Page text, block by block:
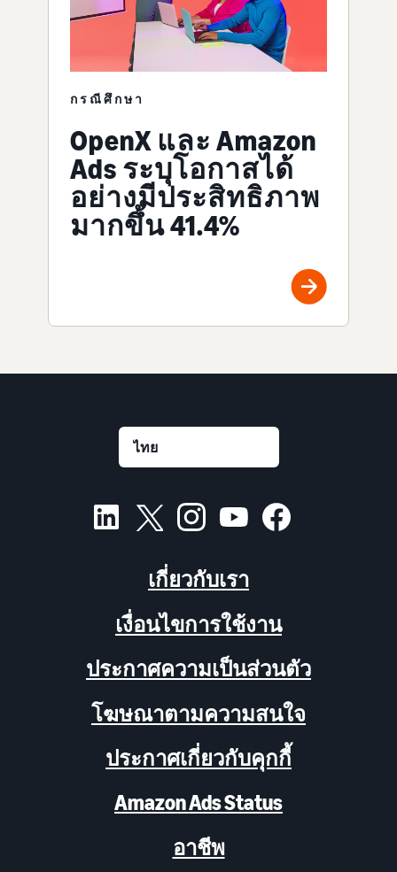
กรณีศึกษา
OpenX และ Amazon
Ads ระบุโอกาสได้
อย่างมีประสิทธิภาพ
มากขึ้น 41.4%
เกี่ยวกับเรา
เงื่อนไขการใช้งาน
ประกาศความเป็นส่วนตัว
โฆษณาตามความสนใจ
ประกาศเกี่ยวกับคุกกี้
Amazon Ads Status
อาชีพ